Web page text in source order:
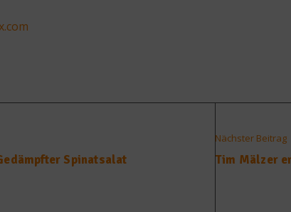
Spinatsalat
Nächster Beitrag
Tim Mälzer